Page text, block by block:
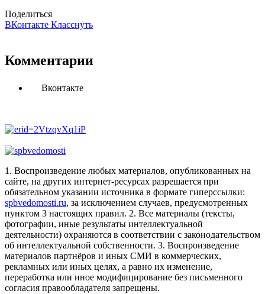
Поделиться
ВКонтакте Класснуть
Комментарии
Вконтакте
1. Воспроизведение любых материалов, опубликованных на
сайте, на других интернет-ресурсах разрешается при
обязательном указании источника в формате гиперссылки:
spbvedomosti.ru, за исключением случаев, предусмотренных
пунктом 3 настоящих правил. 2. Все материалы (тексты,
фотографии, иные результаты интеллектуальной
деятельности) охраняются в соответствии с законодательством
об интеллектуальной собственности. 3. Воспроизведение
материалов партнёров и иных СМИ в коммерческих,
рекламных или иных целях, а равно их изменение,
переработка или иное модифицирование без письменного
согласия правообладателя запрещены.